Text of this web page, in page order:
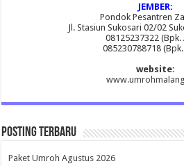
JEMBER:
Pondok Pesantren
Jl. Stasiun Sukosari 02/02
08125237322 (Bpk.
085230788718
website:
Posting Terbaru
Paket Umroh Agustus 2026